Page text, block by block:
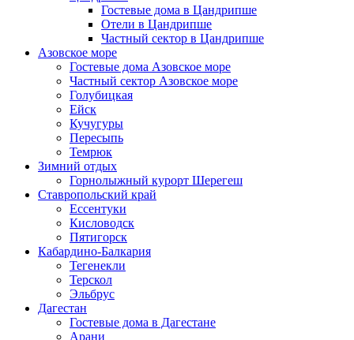
Гостевые дома в Цандрипше
Отели в Цандрипше
Частный сектор в Цандрипше
Азовское море
Гостевые дома Азовское море
Частный сектор Азовское море
Голубицкая
Ейск
Кучугуры
Пересыпь
Темрюк
Зимний отдых
Горнолыжный курорт Шерегеш
Ставропольский край
Ессентуки
Кисловодск
Пятигорск
Кабардино-Балкария
Тегенекли
Терскол
Эльбрус
Дагестан
Гостевые дома в Дагестане
Арани